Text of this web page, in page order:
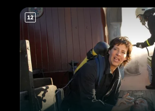
12